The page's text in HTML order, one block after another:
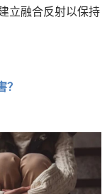
立融合反射以保持